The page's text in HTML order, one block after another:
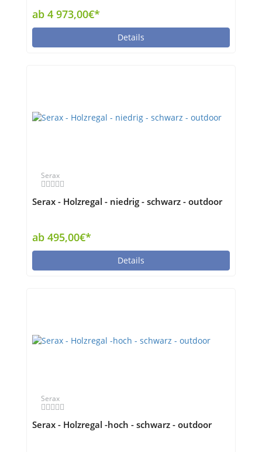
ab 4 973,00€*
Details
Serax
Serax - Holzregal - niedrig - schwarz - outdoor
ab 495,00€*
Details
Serax
Serax - Holzregal -hoch - schwarz - outdoor